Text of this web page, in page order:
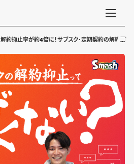
解約抑止率が約4倍に！サブスク･定期契約の解約可能